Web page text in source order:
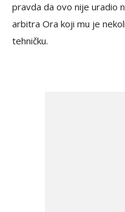
pravda da ovo nije uradio
arbitra Ora koji mu je
tehničku.